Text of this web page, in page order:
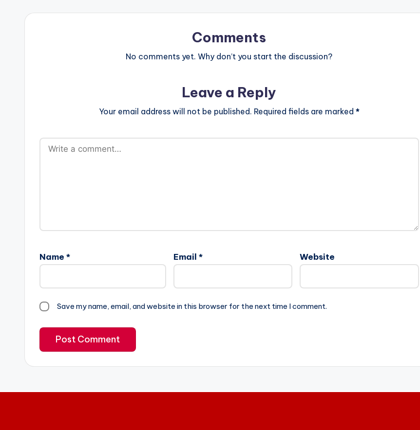
Comments
No comments yet. Why don’t you start the discussion?
Leave a Reply
Your email address will not be published. Required fields are marked *
Name * Email * Website
Save my name, email, and website in this browser for the next time I comment.